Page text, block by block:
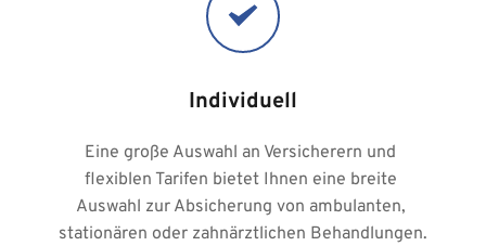
Individuell
Eine große Auswahl an Versicherern und
flexiblen Tarifen bietet Ihnen eine breite
Auswahl zur Absicherung von ambulanten,
stationären oder zahnärztlichen Behandlungen.